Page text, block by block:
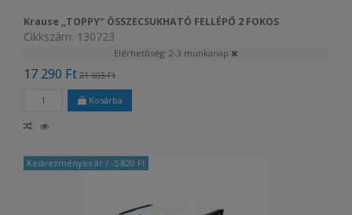
Krause „TOPPY“ ÖSSZECSUKHATÓ FELLÉPŐ 2 FOKOS
Cikkszám: 130723
Elérhetőség: 2-3 munkanap
17 290 Ft 21 603 Ft
Kosárba
Kedvezményes ár/ -5 820 Ft